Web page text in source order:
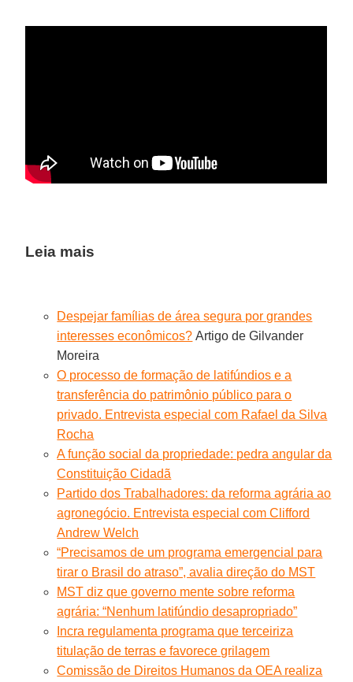
Leia mais
Despejar famílias de área segura por grandes
interesses econômicos? Artigo de Gilvander
Moreira
O processo de formação de latifúndios e a
transferência do patrimônio público para o
privado. Entrevista especial com Rafael da Silva
Rocha
A função social da propriedade: pedra angular da
Constituição Cidadã
Partido dos Trabalhadores: da reforma agrária ao
agronegócio. Entrevista especial com Clifford
Andrew Welch
“Precisamos de um programa emergencial para
tirar o Brasil do atraso”, avalia direção do MST
MST diz que governo mente sobre reforma
agrária: “Nenhum latifúndio desapropriado”
Incra regulamenta programa que terceiriza
titulação de terras e favorece grilagem
Comissão de Direitos Humanos da OEA realiza